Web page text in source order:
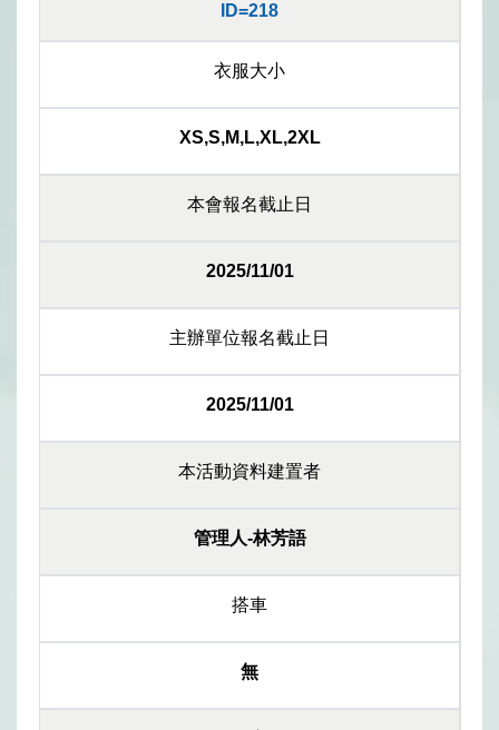
ID=218
衣服大小
XS,S,M,L,XL,2XL
本會報名截止日
2025/11/01
主辦單位報名截止日
2025/11/01
本活動資料建置者
管理人-林芳語
搭車
無